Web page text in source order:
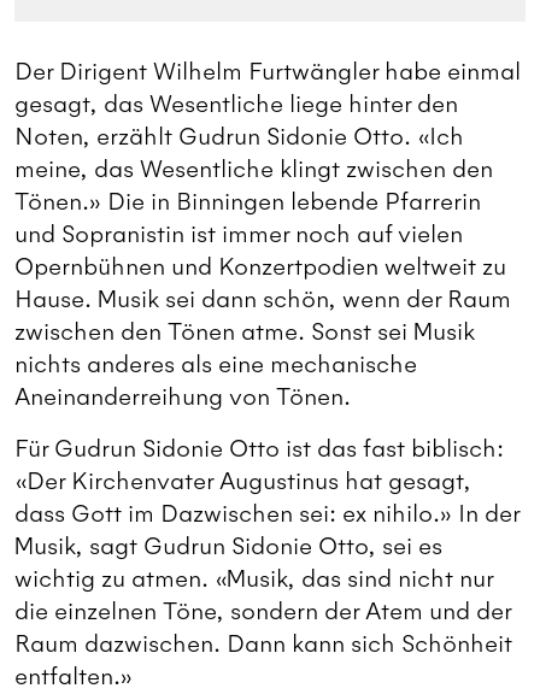
Der Dirigent Wilhelm Furtwängler habe einmal
gesagt, das Wesentliche liege hinter den
Noten, erzählt Gudrun Sidonie Otto. «Ich
meine, das Wesentliche klingt zwischen den
Tönen.» Die in Binningen lebende Pfarrerin
und Sopranistin ist immer noch auf vielen
Opernbühnen und Konzertpodien weltweit zu
Hause. Musik sei dann schön, wenn der Raum
zwischen den Tönen atme. Sonst sei Musik
nichts anderes als eine mechanische
Aneinanderreihung von Tönen.
Für Gudrun Sidonie Otto ist das fast biblisch:
«Der Kirchenvater Augustinus hat gesagt,
dass Gott im Dazwischen sei: ex nihilo.» In der
Musik, sagt Gudrun Sidonie Otto, sei es
wichtig zu atmen. «Musik, das sind nicht nur
die einzelnen Töne, sondern der Atem und der
Raum dazwischen. Dann kann sich Schönheit
entfalten.»